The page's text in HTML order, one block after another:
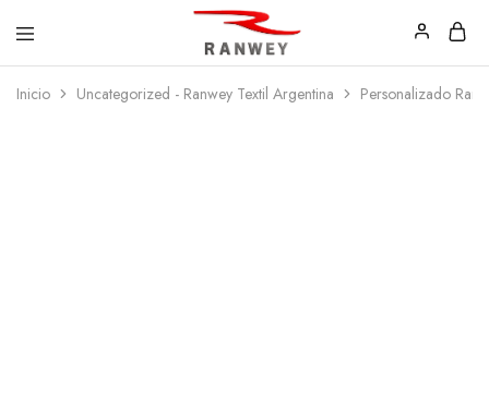
Ranwey
|Estilo,
Inicio Uncategorized - Ranwey Textil Argentina Personalizado